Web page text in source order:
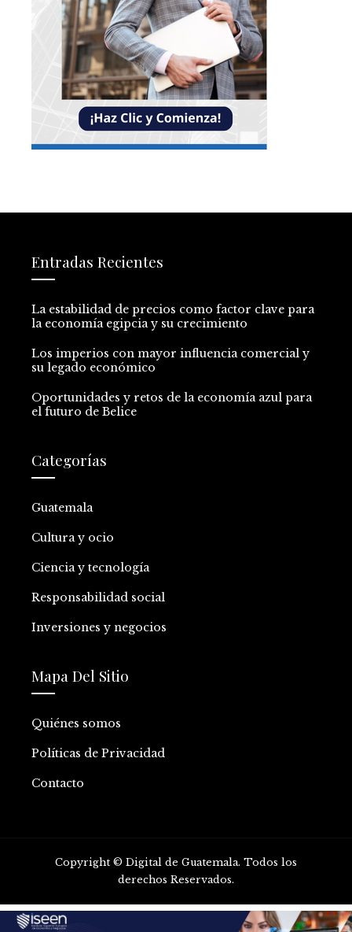
Entradas Recientes
La estabilidad de precios como factor clave para
la economía egipcia y su crecimiento
Los imperios con mayor influencia comercial y
su legado económico
Oportunidades y retos de la economía azul para
el futuro de Belice
Categorías
Guatemala
Cultura y ocio
Ciencia y tecnología
Responsabilidad social
Inversiones y negocios
Mapa Del Sitio
Quiénes somos
Políticas de Privacidad
Contacto
Copyright © Digital de Guatemala. Todos los
derechos Reservados.